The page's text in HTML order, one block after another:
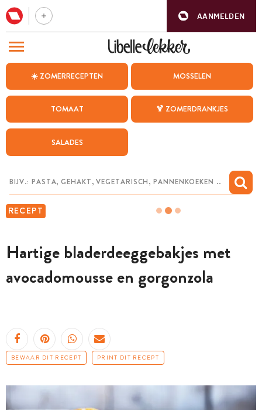
AANMELDEN
☀️ ZOMERRECEPTEN MOSSELEN
TOMAAT 🍹 ZOMERDRANKJES
SALADES
RECEPT
Hartige bladerdeeggebakjes met
avocadomousse en gorgonzola
BEWAAR DIT RECEPT PRINT DIT RECEPT
BEZOEK ONZE ANDERE WEBSITES
WEEKMENU
CHAT MET MAIA
MIJN BEWAARDE RECEPTEN